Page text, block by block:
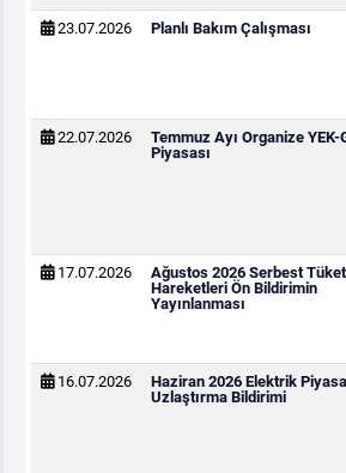
23.07.2026 Planlı Bakım Çalışması
22.07.2026
Temmuz Ayı Organize YEK-
Piyasası
17.07.2026
Ağustos 2026 Serbest
Hareketleri Ön Bildirimin
Yayınlanması
16.07.2026
Haziran 2026 Elektrik
Uzlaştırma Bildirimi